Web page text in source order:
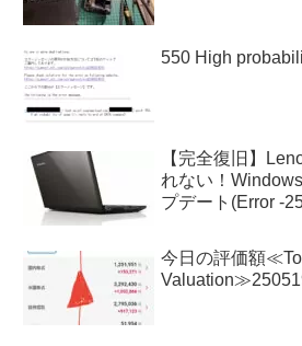
550 High
【完全復旧】
れない！
プデート(Error -
今日の評価額